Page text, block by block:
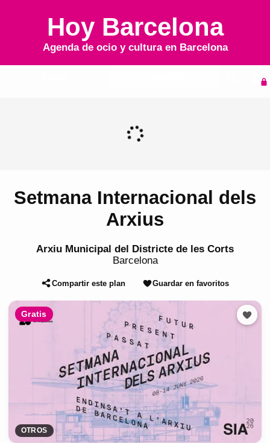
Hoy Barcelona
Agenda de ocio y cultura en Barcelona
Setmana Internacional dels
Arxius
Arxiu Municipal del Districte de les Corts
Barcelona
Compartir este plan Guardar en favoritos
Gratis
OTROS